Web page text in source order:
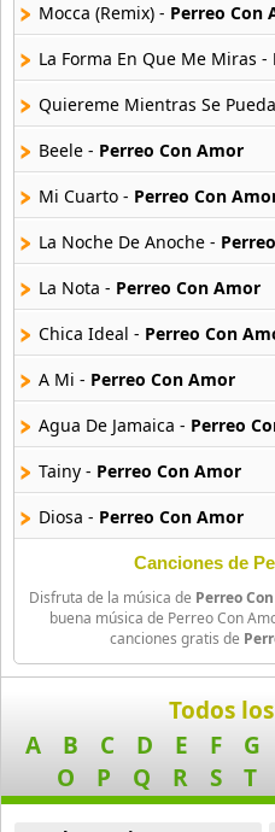
37 músicas online
80s Ballads
48 músicas online
80s Pop Rock
50 músicas online
90s Acoustic Hits
39 músicas online
90s Latin Music
50 músicas online
90s Party Hits
58 músicas online
90s Pop Rock
50 músicas online
90s Rap
50 músicas online
Acoustic Pop
49 músicas online
Mocca (Remix) - Perreo Con
La Forma En Que Me Miras -
Quiereme Mientras Se
Beele - Perreo Con Amor
Mi Cuarto - Perreo Con
La Noche De Anoche -
La Nota - Perreo Con Amor
Chica Ideal - Perreo Con
A Mi - Perreo Con Amor
Agua De Jamaica - Perreo
Tainy - Perreo Con Amor
Diosa - Perreo Con Amor
Ay Dios Mio -Perreo Con
Nicky Jam -Perreo Con Amor
Perreo Con Amor
Perreo Con
Desconocidos -
Perreo Con
La Curiosidad -Perreo Con
Canciones de
Disfruta de la música de Perreo
buena música de Perreo Con
canciones gratis de
Todos
A
B C D E F G
O
P Q R S T